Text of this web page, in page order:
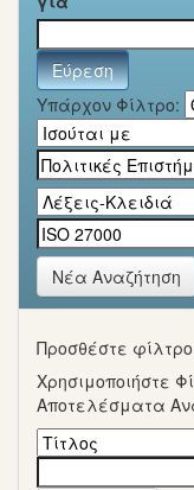
Υπάρχον Φίλτρο:
Νέα Αναζήτηση
Προσθέστε
Χρησιμοποιήστε
Αποτελέσματα